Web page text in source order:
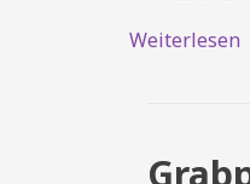
Weiterlesen